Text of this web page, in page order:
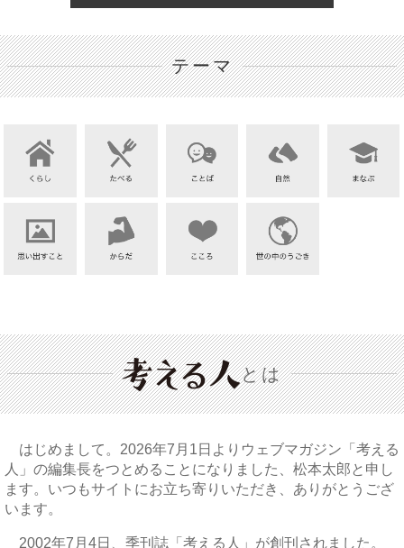
テーマ
とは
はじめまして。2026年7月1日よりウェブマガジン「考える
人」の編集長をつとめることになりました、松本太郎と申し
ます。いつもサイトにお立ち寄りいただき、ありがとうござ
います。
2002年7月4日、季刊誌「考える人」が創刊されました。